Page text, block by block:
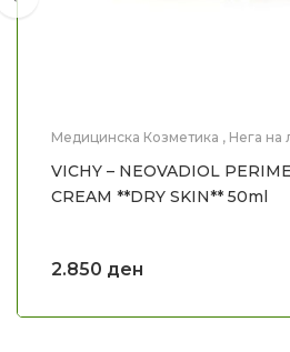
Медицинска Козметика , Нега на
VICHY – NEOVADIOL
CREAM **DRY SKIN** 50ml
2.850 ден